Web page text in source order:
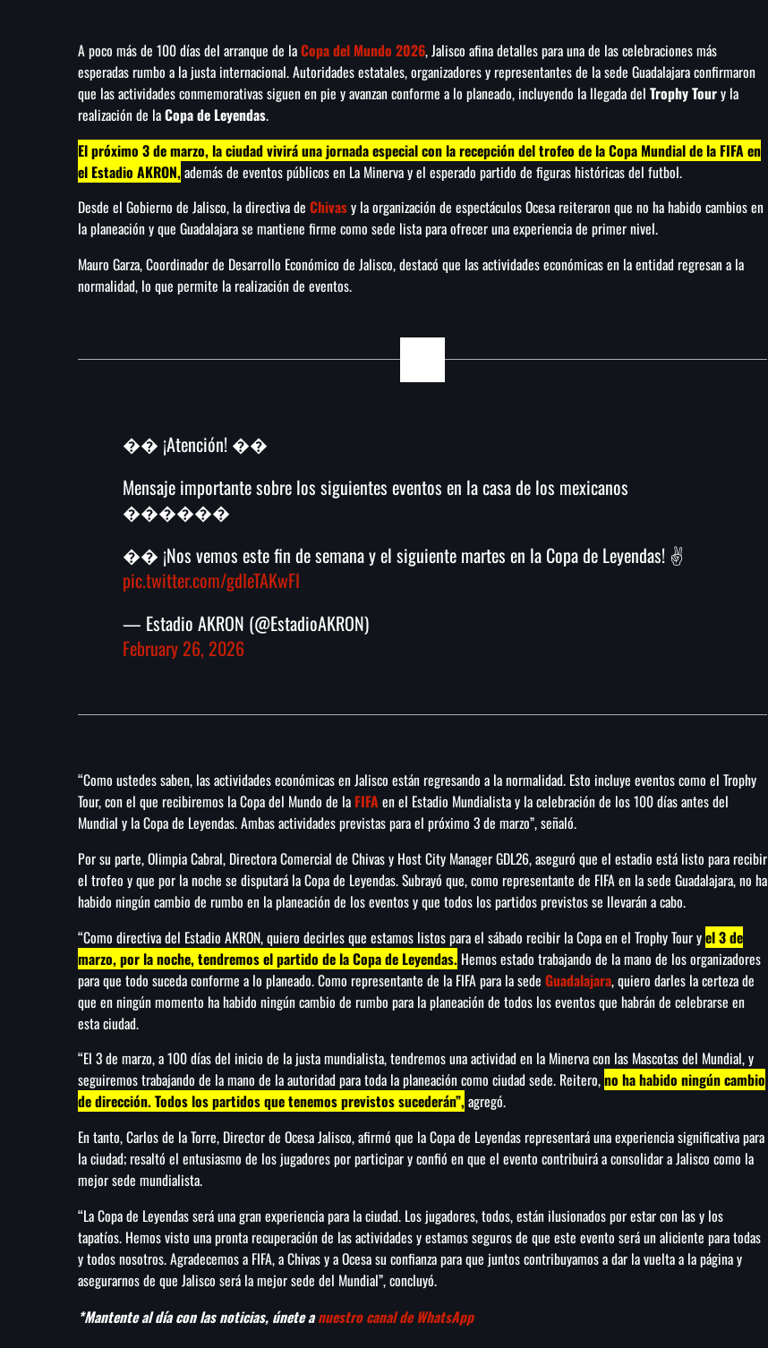
A poco más de 100 días del arranque de laCopa del Mundo 2026, Jalisco afina detalles para una de las celebraciones más
esperadas rumbo a la justa internacional. Autoridades estatales, organizadores y representantes de la sede Guadalajara confirmaron
que las actividades conmemorativas siguen en pie y avanzan conforme a lo planeado, incluyendo la llegada del Trophy Toury la
realización de laCopa de Leyendas.
El próximo 3 de marzo, la ciudad vivirá una jornada especial con la recepción del trofeo de la Copa Mundial de la FIFA en
el Estadio AKRON,además de eventos públicos en La Minerva y el esperado partido de figuras históricas del futbol.
Desde el Gobierno de Jalisco, la directiva de Chivasy la organización de espectáculos Ocesa reiteraron que no ha habido cambios en
la planeación y que Guadalajara se mantiene firme como sede lista para ofrecer una experiencia de primer nivel.
Mauro Garza, Coordinador de Desarrollo Económico de Jalisco, destacó que las actividades económicas en la entidad regresan a la
normalidad, lo que permite la realización de eventos.
�� ¡Atención! ��
Mensaje importante sobre los siguientes eventos en la casa de los mexicanos
��️����
�� ¡Nos vemos este fin de semana y el siguiente martes en la Copa de Leyendas! ✌️
pic.twitter.com/gdIeTAKwFI
— Estadio AKRON (@EstadioAKRON)
February 26, 2026
“Como ustedes saben, las actividades económicas en Jalisco están regresando a la normalidad. Esto incluye eventos como el Trophy
Tour, con el que recibiremos la Copa del Mundo de la FIFAen el Estadio Mundialista y la celebración de los 100 días antes del
Mundial y la Copa de Leyendas. Ambas actividades previstas para el próximo 3 de marzo”, señaló.
Por su parte, Olimpia Cabral, Directora Comercial de Chivas y Host City Manager GDL26, aseguró que el estadio está listo para recibir
el trofeo y que por la noche se disputará la Copa de Leyendas. Subrayó que, como representante de FIFA en la sede Guadalajara, no ha
habido ningún cambio de rumbo en la planeación de los eventos y que todos los partidos previstos se llevarán a cabo.
“Como directiva del Estadio AKRON, quiero decirles que estamos listos para el sábado recibir la Copa en el Trophy Tour yel 3 de
marzo, por la noche, tendremos el partido de la Copa de Leyendas. Hemos estado trabajando de la mano de los organizadores
para que todo suceda conforme a lo planeado. Como representante de la FIFA para la sede Guadalajara, quiero darles la certeza de
que en ningún momento ha habido ningún cambio de rumbo para la planeación de todos los eventos que habrán de celebrarse en
esta ciudad.
“El 3 de marzo, a 100 días del inicio de la justa mundialista, tendremos una actividad en la Minerva con las Mascotas del Mundial, y
seguiremos trabajando de la mano de la autoridad para toda la planeación como ciudad sede. Reitero,no ha habido ningún cambio
de dirección. Todos los partidos que tenemos previstos sucederán”,agregó.
En tanto, Carlos de la Torre, Director de Ocesa Jalisco, afirmó que la Copa de Leyendas representará una experiencia significativa para
la ciudad; resaltó el entusiasmo de los jugadores por participar y confió en que el evento contribuirá a consolidar a Jalisco como la
mejor sede mundialista.
“La Copa de Leyendas será una gran experiencia para la ciudad. Los jugadores, todos, están ilusionados por estar con las y los
tapatíos. Hemos visto una pronta recuperación de las actividades y estamos seguros de que este evento será un aliciente para todas
y todos nosotros. Agradecemos a FIFA, a Chivas y a Ocesa su confianza para que juntos contribuyamos a dar la vuelta a la página y
asegurarnos de que Jalisco será la mejor sede del Mundial”, concluyó.
*Mantente al día con las noticias, únete anuestro canal de WhatsApp